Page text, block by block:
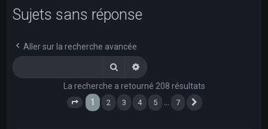
Sujets sans réponse
Aller sur la recherche avancée
RechercherRecherche avancée
La recherche a retourné 208 résultats
Page 1 sur
1 2 3 4 5 7